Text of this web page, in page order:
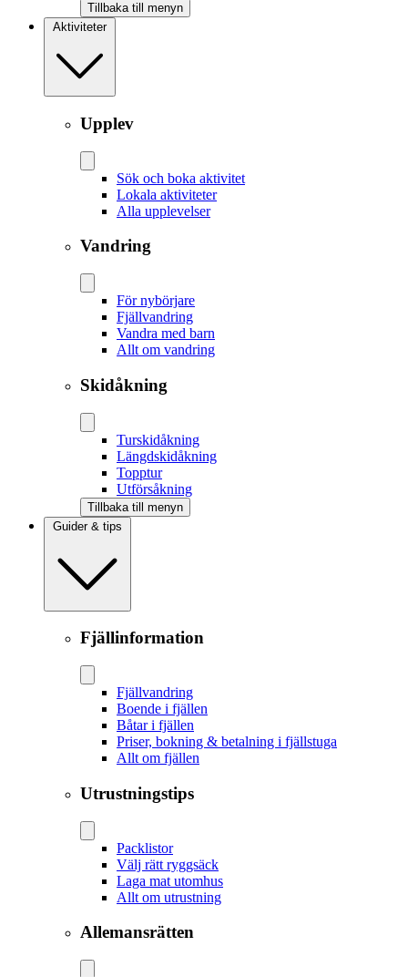
Tillbaka till menyn
Aktiviteter
Upplev
Sök och boka aktivitet
Lokala aktiviteter
Alla upplevelser
Vandring
För nybörjare
Fjällvandring
Vandra med barn
Allt om vandring
Skidåkning
Tur­skidåkning
Längd­skidåkning
Topptur
Utförsåkning
Tillbaka till menyn
Guider & tips
Fjällinformation
Fjällvandring
Boende i fjällen
Båtar i fjällen
Priser, bokning & betalning i fjällstuga
Allt om fjällen
Utrustningstips
Packlistor
Välj rätt ryggsäck
Laga mat utomhus
Allt om utrustning
Allemansrätten